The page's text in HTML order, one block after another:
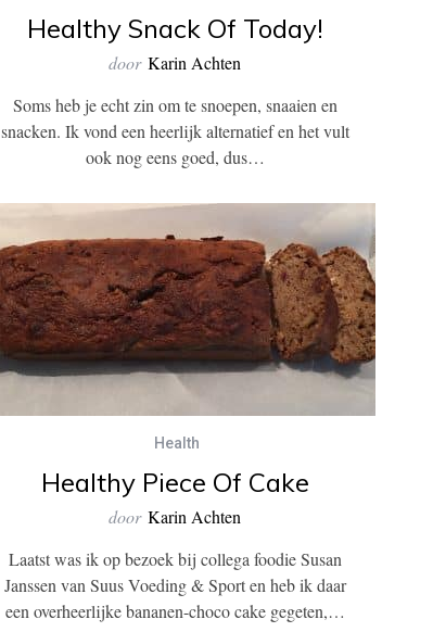
Healthy Snack Of Today!
door Karin Achten
Soms heb je echt zin om te snoepen, snaaien en
snacken. Ik vond een heerlijk alternatief en het vult
ook nog eens goed, dus…
Health
Healthy Piece Of Cake
door Karin Achten
Laatst was ik op bezoek bij collega foodie Susan
Janssen van Suus Voeding & Sport en heb ik daar
een overheerlijke bananen-choco cake gegeten,…